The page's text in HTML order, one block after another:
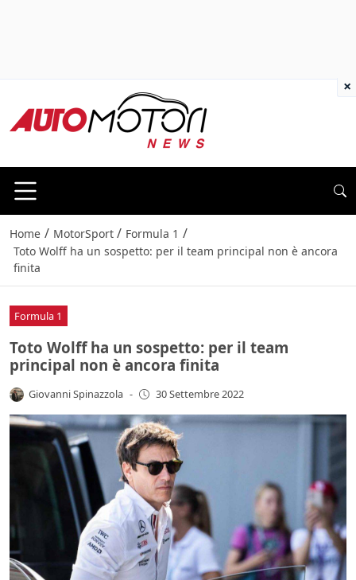
Home / MotorSport / Formula 1 /
Toto Wolff ha un sospetto: per il team principal non è ancora
finita
Formula 1
Toto Wolff ha un sospetto: per il team
principal non è ancora finita
Giovanni Spinazzola - 30 Settembre 2022
×